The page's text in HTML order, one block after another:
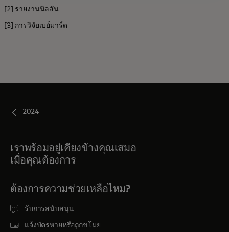
[2] รายงานนิลสัน
[3] การวิจัยเบย์มาร์ด
2024
เราพร้อมอยู่เคียงข้างคุณเสมอ
เมื่อคุณต้องการ
ต้องการความช่วยเหลือไหม?
รับการสนับสนุน
แจ้งบัตรหายหรือถูกขโมย